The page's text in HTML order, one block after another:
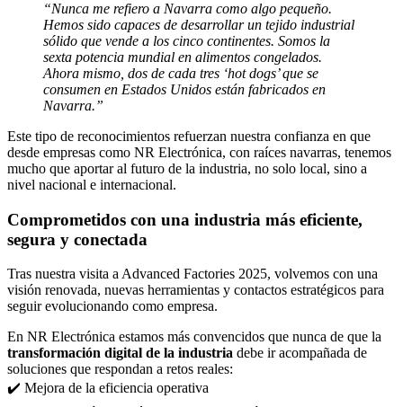
“Nunca me refiero a Navarra como algo pequeño.
Hemos sido capaces de desarrollar un tejido industrial
sólido que vende a los cinco continentes. Somos la
sexta potencia mundial en alimentos congelados.
Ahora mismo, dos de cada tres ‘hot dogs’ que se
consumen en Estados Unidos están fabricados en
Navarra.”
Este tipo de reconocimientos refuerzan nuestra confianza en que
desde empresas como NR Electrónica, con raíces navarras, tenemos
mucho que aportar al futuro de la industria, no solo local, sino a
nivel nacional e internacional.
Comprometidos con una industria más eficiente,
segura y conectada
Tras nuestra visita a Advanced Factories 2025, volvemos con una
visión renovada, nuevas herramientas y contactos estratégicos para
seguir evolucionando como empresa.
En NR Electrónica estamos más convencidos que nunca de que la
transformación digital de la industria debe ir acompañada de
soluciones que respondan a retos reales:
✔️ Mejora de la eficiencia operativa